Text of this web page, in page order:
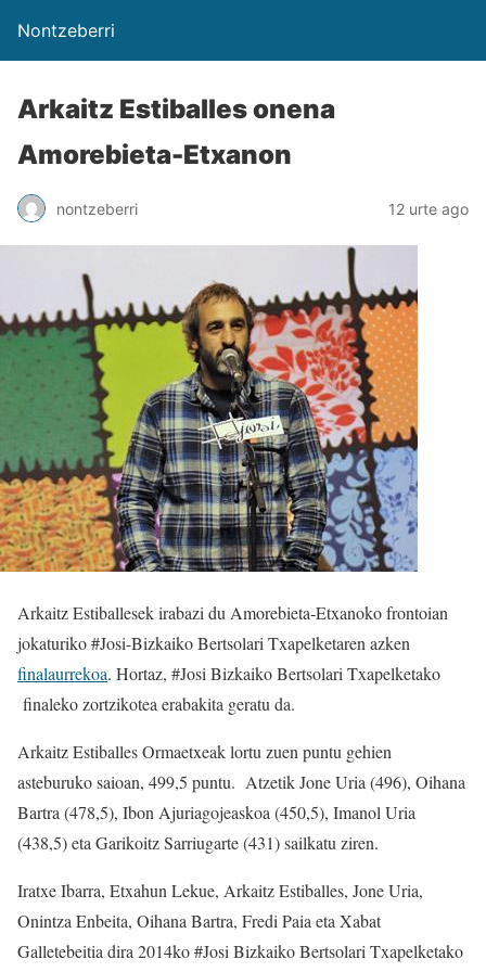
Nontzeberri
Arkaitz Estiballes onena
Amorebieta-Etxanon
nontzeberri 12 urte ago
Arkaitz Estiballesek irabazi du Amorebieta-Etxanoko frontoian
jokaturiko #Josi-Bizkaiko Bertsolari Txapelketaren azken
finalaurrekoa. Hortaz, #Josi Bizkaiko Bertsolari Txapelketako
finaleko zortzikotea erabakita geratu da.
Arkaitz Estiballes Ormaetxeak lortu zuen puntu gehien
asteburuko saioan, 499,5 puntu. Atzetik Jone Uria (496), Oihana
Bartra (478,5), Ibon Ajuriagojeaskoa (450,5), Imanol Uria
(438,5) eta Garikoitz Sarriugarte (431) sailkatu ziren.
Iratxe Ibarra, Etxahun Lekue, Arkaitz Estiballes, Jone Uria,
Onintza Enbeita, Oihana Bartra, Fredi Paia eta Xabat
Galletebeitia dira 2014ko #Josi Bizkaiko Bertsolari Txapelketako